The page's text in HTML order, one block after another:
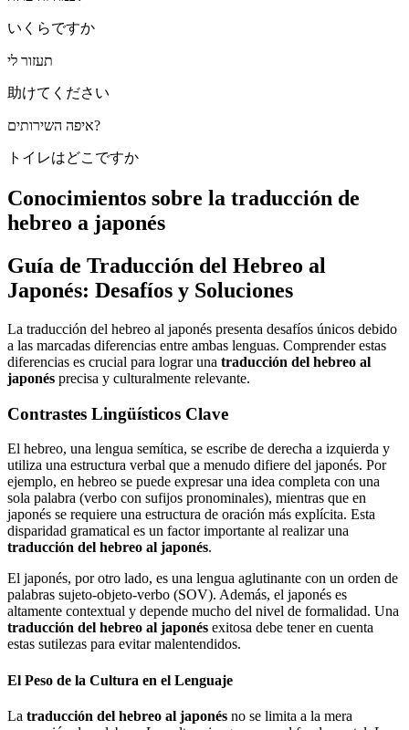
いくらですか
תעזור לי
助けてください
איפה השירותים?
トイレはどこですか
Conocimientos sobre la traducción de
hebreo a japonés
Guía de Traducción del Hebreo al
Japonés: Desafíos y Soluciones
La traducción del hebreo al japonés presenta desafíos únicos debido
a las marcadas diferencias entre ambas lenguas. Comprender estas
diferencias es crucial para lograr una traducción del hebreo al
japonés precisa y culturalmente relevante.
Contrastes Lingüísticos Clave
El hebreo, una lengua semítica, se escribe de derecha a izquierda y
utiliza una estructura verbal que a menudo difiere del japonés. Por
ejemplo, en hebreo se puede expresar una idea completa con una
sola palabra (verbo con sufijos pronominales), mientras que en
japonés se requiere una estructura de oración más explícita. Esta
disparidad gramatical es un factor importante al realizar una
traducción del hebreo al japonés.
El japonés, por otro lado, es una lengua aglutinante con un orden de
palabras sujeto-objeto-verbo (SOV). Además, el japonés es
altamente contextual y depende mucho del nivel de formalidad. Una
traducción del hebreo al japonés exitosa debe tener en cuenta
estas sutilezas para evitar malentendidos.
El Peso de la Cultura en el Lenguaje
La traducción del hebreo al japonés no se limita a la mera